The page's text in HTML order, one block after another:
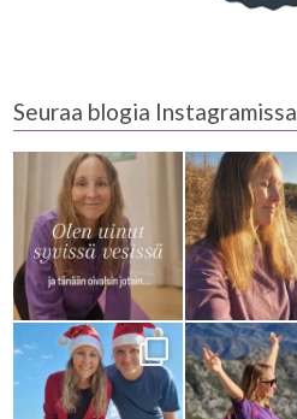
Seuraa blogia Instagramissa